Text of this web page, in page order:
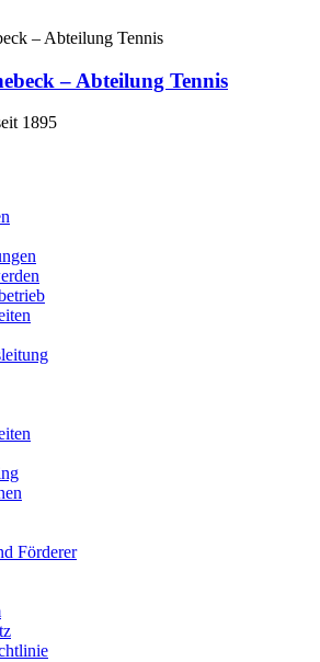
– Abteilung Tennis
1895
Förderer